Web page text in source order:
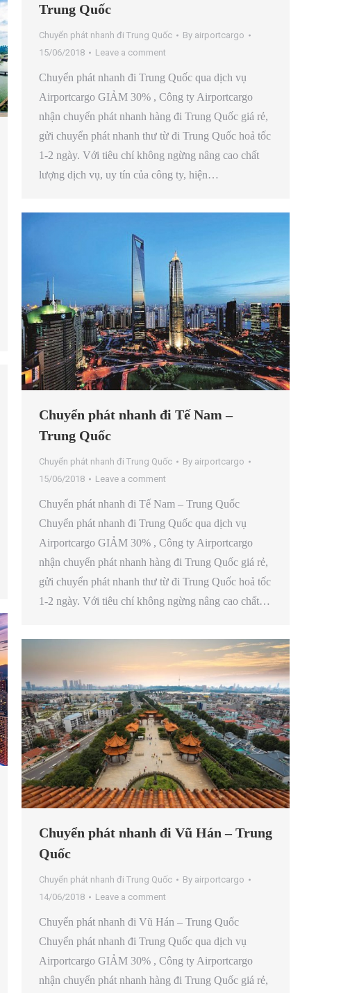
Trung Quốc
Chuyển phát nhanh đi Trung Quốc By airportcargo
15/06/2018
Leave a comment
Chuyển phát nhanh đi Trung Quốc qua dịch vụ
Airportcargo GIẢM 30% , Công ty Airportcargo
nhận chuyển phát nhanh hàng đi Trung Quốc giá rẻ,
gửi chuyển phát nhanh thư từ đi Trung Quốc hoả tốc
1-2 ngày. Với tiêu chí không ngừng nâng cao chất
lượng dịch vụ, uy tín của công ty, hiện…
Chuyển phát nhanh đi Tế Nam –
Trung Quốc
Chuyển phát nhanh đi Trung Quốc By airportcargo
15/06/2018
Leave a comment
Chuyển phát nhanh đi Tế Nam – Trung Quốc
Chuyển phát nhanh đi Trung Quốc qua dịch vụ
Airportcargo GIẢM 30% , Công ty Airportcargo
nhận chuyển phát nhanh hàng đi Trung Quốc giá rẻ,
gửi chuyển phát nhanh thư từ đi Trung Quốc hoả tốc
1-2 ngày. Với tiêu chí không ngừng nâng cao chất…
Chuyển phát nhanh đi Vũ Hán – Trung
Quốc
Chuyển phát nhanh đi Trung Quốc By airportcargo
14/06/2018
Leave a comment
Chuyển phát nhanh đi Vũ Hán – Trung Quốc
Chuyển phát nhanh đi Trung Quốc qua dịch vụ
Airportcargo GIẢM 30% , Công ty Airportcargo
nhận chuyển phát nhanh hàng đi Trung Quốc giá rẻ,